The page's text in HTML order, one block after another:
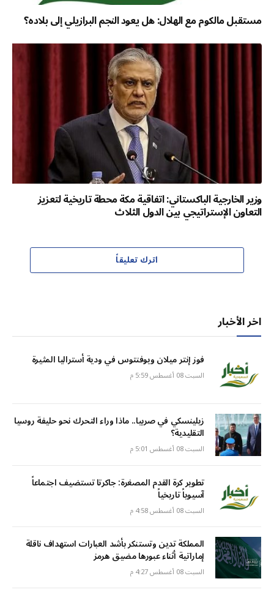
مستقبل مالكوم مع الهلال: هل يعود النجم البرازيلي إلى بلاده؟
وزير الخارجية الباكستاني: اتفاقية مكة محطة تاريخية لتعزيز
التعاون الإستراتيجي بين الدول الثلاث
اترك تعليقاً
اخر الأخبار
فوز إنتر ميلان ويوفنتوس في ودية أستراليا المثيرة
السبت 08 أغسطس 5:59 م
زيلينسكي في صربيا.. ماذا وراء التحرك نحو حليفة روسيا
التقليدية؟
السبت 08 أغسطس 5:01 م
تطوير كرة القدم المصغرة: جاكرتا تستضيف اجتماعاً
آسيوياً تاريخياً
السبت 08 أغسطس 4:58 م
المملكة تدين وتستنكر بأشد العبارات استهداف ناقلة
إماراتية أثناء عبورها مضيق هرمز
السبت 08 أغسطس 4:27 م